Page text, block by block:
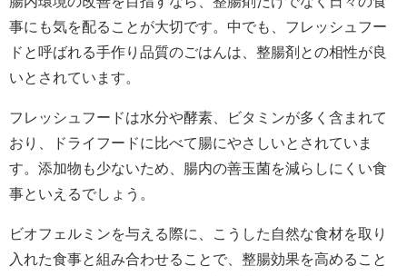
事にも気を配ることが大切です。中でも、フレッシュフー
ドと呼ばれる手作り品質のごはんは、整腸剤との相性が良
いとされています。
フレッシュフードは水分や酵素、ビタミンが多く含まれて
おり、ドライフードに比べて腸にやさしいとされていま
す。添加物も少ないため、腸内の善玉菌を減らしにくい食
事といえるでしょう。
ビオフェルミンを与える際に、こうした自然な食材を取り
入れた食事と組み合わせることで、整腸効果を高めること